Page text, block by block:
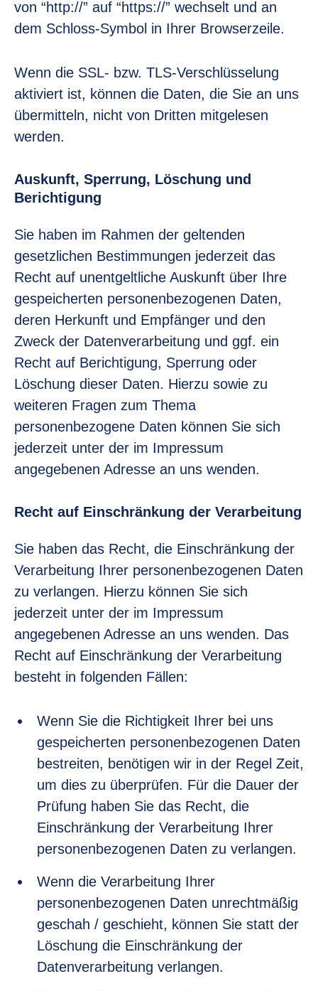
von “http://” auf “https://” wechselt und an
dem Schloss-Symbol in Ihrer Browserzeile.
Wenn die SSL- bzw. TLS-Verschlüsselung
aktiviert ist, können die Daten, die Sie an uns
übermitteln, nicht von Dritten mitgelesen
werden.
Auskunft, Sperrung, Löschung und
Berichtigung
Sie haben im Rahmen der geltenden
gesetzlichen Bestimmungen jederzeit das
Recht auf unentgeltliche Auskunft über Ihre
gespeicherten personenbezogenen Daten,
deren Herkunft und Empfänger und den
Zweck der Datenverarbeitung und ggf. ein
Recht auf Berichtigung, Sperrung oder
Löschung dieser Daten. Hierzu sowie zu
weiteren Fragen zum Thema
personenbezogene Daten können Sie sich
jederzeit unter der im Impressum
angegebenen Adresse an uns wenden.
Recht auf Einschränkung der Verarbeitung
Sie haben das Recht, die Einschränkung der
Verarbeitung Ihrer personenbezogenen Daten
zu verlangen. Hierzu können Sie sich
jederzeit unter der im Impressum
angegebenen Adresse an uns wenden. Das
Recht auf Einschränkung der Verarbeitung
besteht in folgenden Fällen:
Wenn Sie die Richtigkeit Ihrer bei uns
gespeicherten personenbezogenen Daten
bestreiten, benötigen wir in der Regel Zeit,
um dies zu überprüfen. Für die Dauer der
Prüfung haben Sie das Recht, die
Einschränkung der Verarbeitung Ihrer
personenbezogenen Daten zu verlangen.
Wenn die Verarbeitung Ihrer
personenbezogenen Daten unrechtmäßig
geschah / geschieht, können Sie statt der
Löschung die Einschränkung der
Datenverarbeitung verlangen.